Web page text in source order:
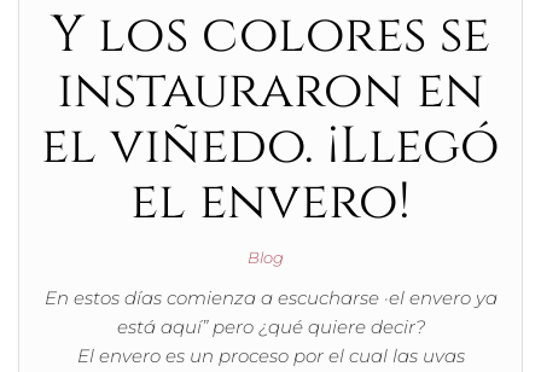
Y los colores se
instauraron en
el viñedo. ¡Llegó
el envero!
Blog
En estos días comienza a escucharse ·el envero ya
está aquí” pero ¿qué quiere decir?
El envero es un proceso por el cual las uvas